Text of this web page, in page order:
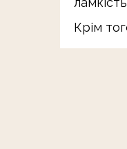
Крім